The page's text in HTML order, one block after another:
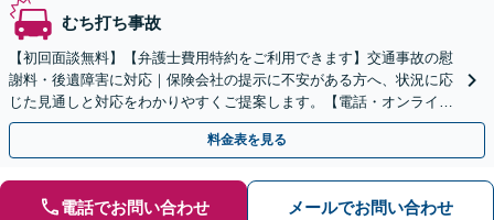
むち打ち事故
【初回面談無料】【弁護士費用特約をご利用できます】交通事故の慰
謝料・後遺障害に対応｜保険会社の提示に不安がある方へ、状況に応
じた見通しと対応をわかりやすくご提案します。【電話・オンライン
面談可】
料金表を見る
電話でお問い合わせ メールでお問い合わせ